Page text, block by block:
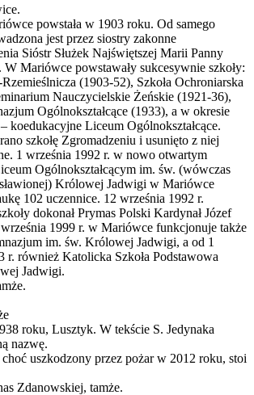
powstała w 1903 roku. Od samego
jest przez siostry zakonne
Sióstr Służek Najświętszej Marii Panny
Mariówce powstawały sukcesywnie szkoły:
(1903-52), Szkoła Ochroniarska
Nauczycielskie Żeńskie (1921-36),
Ogólnokształcące (1933), a w okresie
koedukacyjne Liceum Ogólnokształcące.
szkołę Zgromadzeniu i usunięto z niej
1 września 1992 r. w nowo otwartym
Ogólnokształcącym im. św. (wówczas
Królowej Jadwigi w Mariówce
102 uczennice. 12 września 1992 r.
dokonał Prymas Polski Kardynał Józef
1999 r. w Mariówce funkcjonuje także
im. św. Królowej Jadwigi, a od 1
r. również Katolicka Szkoła Podstawowa
Jadwigi.
roku, Lusztyk. W tekście S. Jedynaka
nazwę.
uszkodzony przez pożar w 2012 roku, stoi
Zdanowskiej, tamże.